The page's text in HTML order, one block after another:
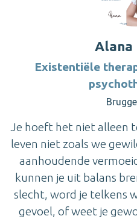
Alana
Existentiële
Je hoeft het niet alleen
leven niet zoals we
aanhoudende
kunnen je uit balans
slecht, word je telkens
gevoel, of weet je